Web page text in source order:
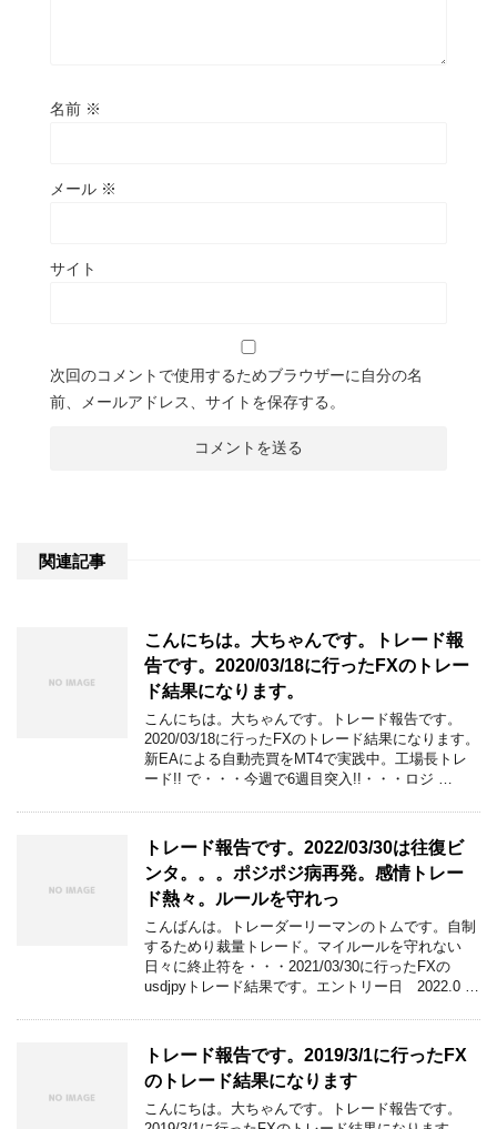
名前 ※
メール ※
サイト
次回のコメントで使用するためブラウザーに自分の名
前、メールアドレス、サイトを保存する。
関連記事
こんにちは。大ちゃんです。トレード報
告です。2020/03/18に行ったFXのトレー
ド結果になります。
こんにちは。大ちゃんです。トレード報告です。
2020/03/18に行ったFXのトレード結果になります。
新EAによる自動売買をMT4で実践中。工場長トレ
ード!! で・・・今週で6週目突入!!・・・ロジ …
トレード報告です。2022/03/30は往復ビ
ンタ。。。ポジポジ病再発。感情トレー
ド熱々。ルールを守れっ
こんばんは。トレーダーリーマンのトムです。自制
するためり裁量トレード。マイルールを守れない
日々に終止符を・・・2021/03/30に行ったFXの
usdjpyトレード結果です。エントリー日 2022.0 …
トレード報告です。2019/3/1に行ったFX
のトレード結果になります
こんにちは。大ちゃんです。トレード報告です。